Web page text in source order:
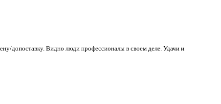
допоставку. Видно люди профессионалы в своем деле. Удачи и